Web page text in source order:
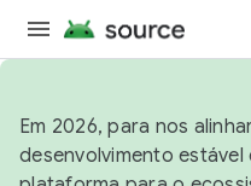
Em 2026, para nos
desenvolvimento